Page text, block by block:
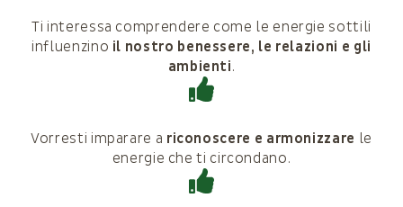
Ti interessa comprendere come le energie sottili
influenzino il nostro benessere, le relazioni e gli
ambienti.
Vorresti imparare a riconoscere e armonizzare le
energie che ti circondano.